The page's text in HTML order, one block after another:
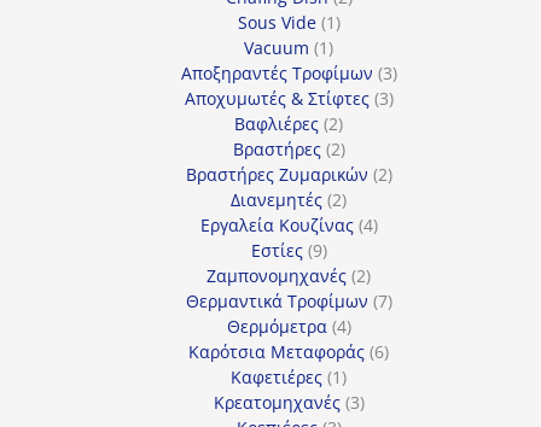
Sous Vide 11
Vacuum 11
προϊόν
Αποξηραντές Τροφίμων 33
προϊόντα
Αποχυμωτές & Στίφτες 33
Βαφλιέρες 22
προϊόντα
Βραστήρες 22
προϊόντα
Βραστήρες Ζυμαρικών 22
Διανεμητές 22
προϊόντα
Εργαλεία Κουζίνας 44
Εστίες 99
προϊόντα
Ζαμπονομηχανές 22
προϊόντα
Θερμαντικά Τροφίμων 77
Θερμόμετρα 44
προϊόντα
Καρότσια Μεταφοράς 66
Καφετιέρες 11
προϊόν
Κρεατομηχανές 33